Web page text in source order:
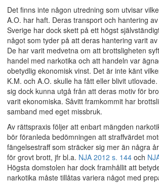
Det finns inte någon utredning som utvisar
A.O. har haft. Deras transport och hantering
Sverige har dock skett på ett högst
något som tyder på att deras hantering varit
De har varit medvetna om att brottsligheten
handel med narkotika och att handeln var
obetydlig ekonomisk vinst. Det är inte känt
K.M. och A.O. skulle ha fått eller blivit
sig dock kunna utgå från att deras motiv för
varit ekonomiska. Såvitt framkommit har
samband med eget missbruk.
Av rättspraxis följer att enbart mängden
bör föranleda bedömningen att straffvärdet
fängelsestraff som sträcker sig mer än några
för grovt brott, jfr bl.a. NJA 2012 s. 144 och
Högsta domstolen har dock framhållit att
narkotika måste tillåtas variera något med